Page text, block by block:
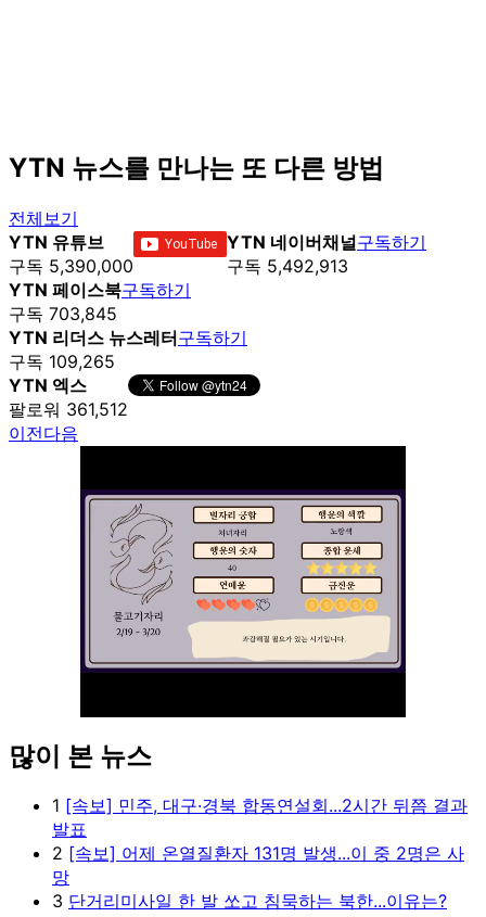
YTN 뉴스를 만나는 또 다른 방법
전체보기
YTN 유튜브
구독 5,390,000
YTN 네이버채널
구독 5,492,913
구독하기
YTN 페이스북
구독 703,845
구독하기
YTN 리더스 뉴스레터
구독 109,265
구독하기
YTN 엑스
팔로워 361,512
이전다음
많이 본 뉴스
1 [속보] 민주, 대구·경북 합동연설회...2시간 뒤쯤 결과
발표
2 [속보] 어제 온열질환자 131명 발생...이 중 2명은 사
망
3 단거리미사일 한 발 쏘고 침묵하는 북한...이유는?